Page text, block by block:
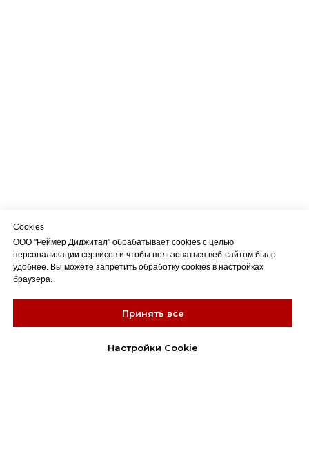
Cookies
ООО "Реймер Диджитал" обрабатывает cookies с целью
персонализации сервисов и чтобы пользоваться веб-сайтом было
удобнее. Вы можете запретить обработку cookies в настройках
браузера.
Принять все
Настройки Cookie